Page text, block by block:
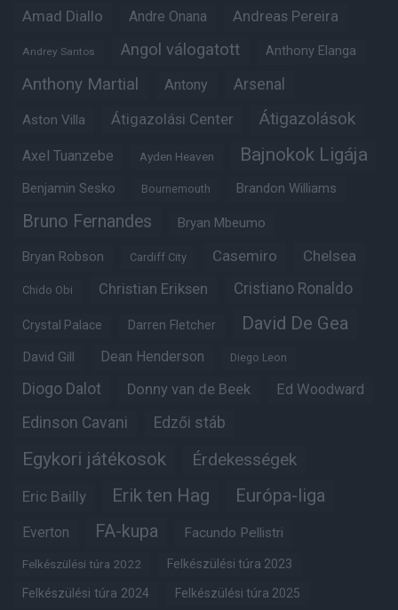
Amad Diallo Andre Onana Andreas Pereira
Andrey Santos Angol válogatott Anthony Elanga
Anthony Martial Antony Arsenal
Aston Villa Átigazolási Center Átigazolások
Axel Tuanzebe Ayden Heaven Bajnokok Ligája
Benjamin Sesko Bournemouth Brandon Williams
Bruno Fernandes Bryan Mbeumo
Bryan Robson Cardiff City Casemiro Chelsea
Chido Obi Christian Eriksen Cristiano Ronaldo
Crystal Palace Darren Fletcher David De Gea
David Gill Dean Henderson Diego Leon
Diogo Dalot Donny van de Beek Ed Woodward
Edinson Cavani Edzői stáb
Egykori játékosok Érdekességek
Eric Bailly Erik ten Hag Európa-liga
Everton FA-kupa Facundo Pellistri
Felkészülési túra 2022 Felkészülési túra 2023
Felkészülési túra 2024 Felkészülési túra 2025